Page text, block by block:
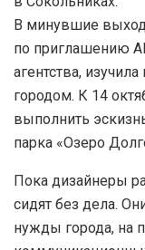
В минувшие
по приглашению
агентства,
городом. К 14
выполнить
парка «Озеро
Пока дизайнеры
сидят без дела.
нужды города, на